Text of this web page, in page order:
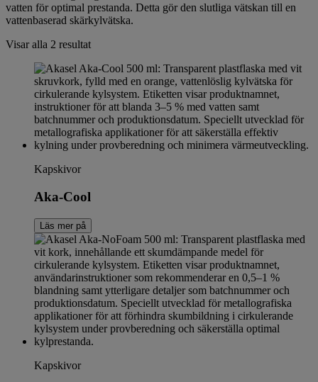
vatten för optimal prestanda. Detta gör den slutliga vätskan till en
vattenbaserad skärkylvätska.
Visar alla 2 resultat
Kapskivor
Aka-Cool
Läs mer på
Kapskivor